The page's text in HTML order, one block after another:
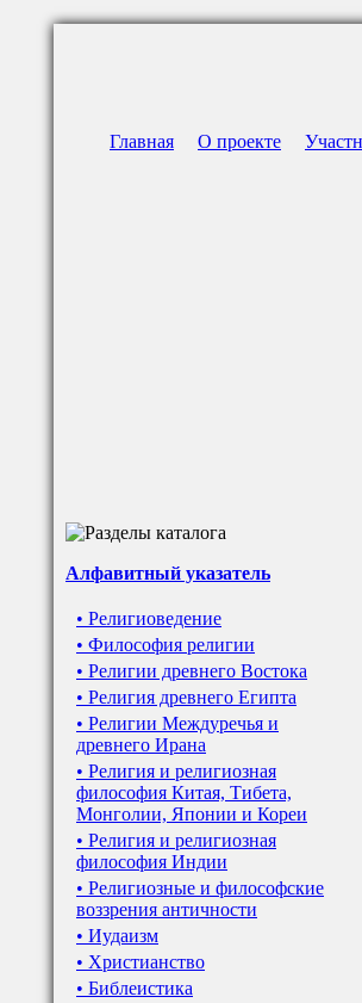
Главная О проекте
Алфавитный указатель
• Религиоведение
• Философия религии
• Религии древнего Востока
• Религия древнего Египта
• Религии Междуречья и
древнего Ирана
• Религия и религиозная
философия Китая, Тибета,
Монголии, Японии и Кореи
• Религия и религиозная
философия Индии
• Религиозные и философские
воззрения античности
• Иудаизм
• Христианство
• Библеистика